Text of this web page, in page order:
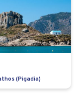
(Pigadia)